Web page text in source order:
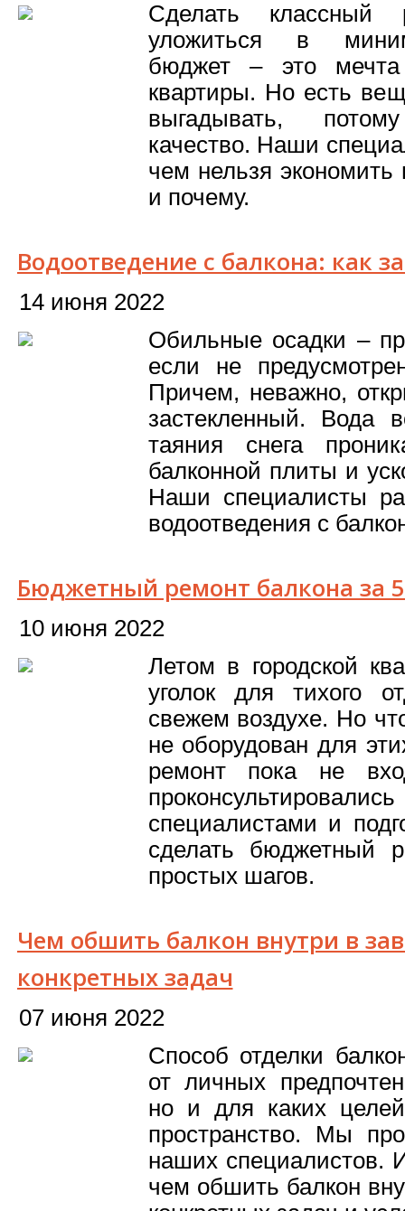
Сделать классный
уложиться в
бюджет – это мечта
квартиры. Но есть
выгадывать,
качество. Наши
чем нельзя экономить
и почему.
Водоотведение с балкона: как
14 июня 2022
Обильные осадки –
если не
Причем, неважно,
застекленный. Вода
таяния снега
балконной плиты и
Наши специалисты
водоотведения с
Бюджетный ремонт балкона за
10 июня 2022
Летом в городской
уголок для тихого
свежем воздухе. Но
не оборудован для
ремонт пока не
специалистами и
сделать бюджетный
простых шагов.
Чем обшить балкон внутри в
конкретных задач
07 июня 2022
Способ отделки
от личных
но и для каких целей
пространство. Мы
наших специалистов.
чем обшить балкон